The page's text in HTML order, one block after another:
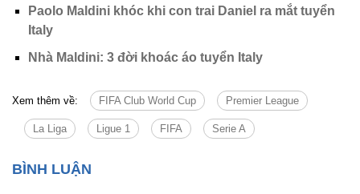
Paolo Maldini khóc khi con trai Daniel ra mắt tuyển
Italy
Nhà Maldini: 3 đời khoác áo tuyển Italy
Xem thêm về: FIFA Club World Cup Premier League
La Liga Ligue 1 FIFA Serie A